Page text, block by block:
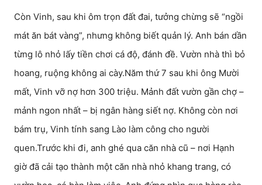
Còn Vinh, sau khi ôm trọn đất đai, tưởng chừng sẽ “ngồi
mát ăn bát vàng”, nhưng không biết quản lý. Anh bán dần
từng lô nhỏ lấy tiền chơi cá độ, đánh đề. Vườn nhà thì bỏ
hoang, ruộng không ai cày.Năm thứ 7 sau khi ông Mười
mất, Vinh vỡ nợ hơn 300 triệu. Mảnh đất vườn gần chợ –
mảnh ngon nhất – bị ngân hàng siết nợ. Không còn nơi
bám trụ, Vinh tính sang Lào làm công cho người
quen.Trước khi đi, anh ghé qua căn nhà cũ – nơi Hạnh
giờ đã cải tạo thành một căn nhà nhỏ khang trang, có